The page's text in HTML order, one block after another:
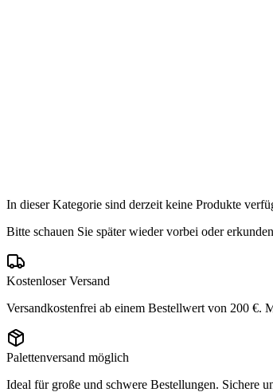
In dieser Kategorie sind derzeit keine Produkte
Bitte schauen Sie später wieder vorbei oder
Kostenloser Versand
Versandkostenfrei ab einem Bestellwert von 200 €.
Palettenversand möglich
Ideal für große und schwere Bestellungen. Sichere